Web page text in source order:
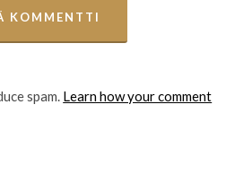
spam. Learn how your comment